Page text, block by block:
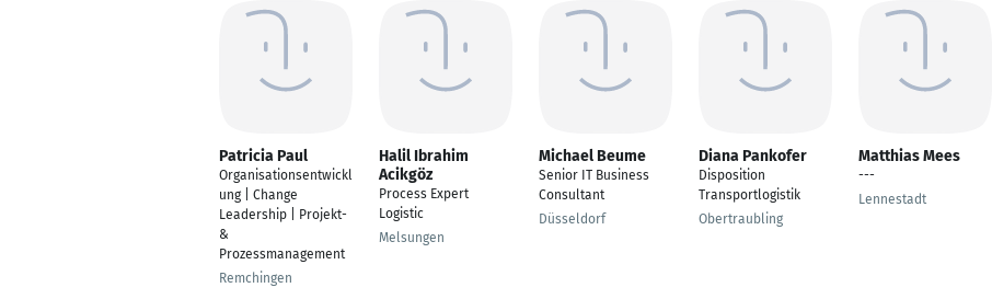
Patricia Paul
Organisationsentwickl
ung | Change
Leadership | Projekt-
&
Prozessmanagement
Remchingen
Halil Ibrahim
Acikgöz
Process Expert
Logistic
Melsungen
Michael Beume
Senior IT Business
Consultant
Düsseldorf
Diana Pankofer
Disposition
Transportlogistik
Obertraubling
Matthias Mees
---
Lennestadt